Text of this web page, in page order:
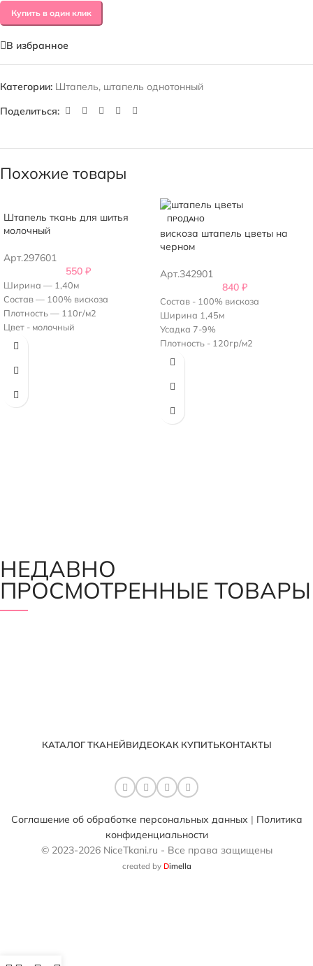
Купить в один клик
В избранное
Категории: Штапель, штапель однотонный
Поделиться:
Похожие товары
Штапель ткань для шитья
молочный
Арт.297601
550 ₽
Ширина — 1,40м
Состав — 100% вискоза
Плотность — 110г/м2
Цвет - молочный
ПРОДАНО
вискоза штапель цветы на
черном
Арт.342901
840 ₽
Состав - 100% вискоза
Ширина 1,45м
Усадка 7-9%
Плотность - 120гр/м2
НЕДАВНО
ПРОСМОТРЕННЫЕ ТОВАРЫ
КАТАЛОГ ТКАНЕЙВИДЕОКАК КУПИТЬКОНТАКТЫ
Соглашение об обработке персональных данных | Политика
конфиденциальности
© 2023-2026 NiceTkani.ru - Все права защищены
created by Dimella